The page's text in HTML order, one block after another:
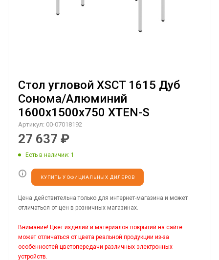
Стол угловой XSCT 1615 Дуб
Сонома/Алюминий
1600х1500х750 XTEN-S
Артикул: 00-07018192
27 637 ₽
Есть в наличии: 1
КУПИТЬ У ОФИЦИАЛЬНЫХ ДИЛЕРОВ
Цена действительна только для интернет-магазина и может
отличаться от цен в розничных магазинах.
Внимание! Цвет изделий и материалов покрытий на сайте
может отличаться от цвета реальной продукции из-за
особенностей цветопередачи различных электронных
устройств.